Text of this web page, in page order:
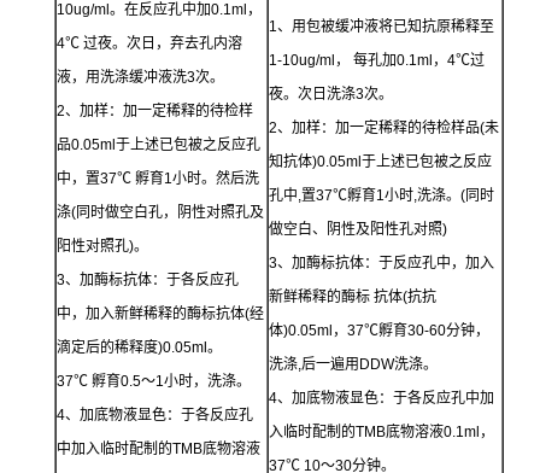
10ug/ml。在反应孔中加0.1ml，
4℃ 过夜。次日，弃去孔内溶
液，用洗涤缓冲液洗3次。
2、加样：加一定稀释的待检样
品0.05ml于上述已包被之反应孔
中，置37℃ 孵育1小时。然后洗
涤(同时做空白孔，阴性对照孔及
阳性对照孔)。
3、加酶标抗体：于各反应孔
中，加入新鲜稀释的酶标抗体(经
滴定后的稀释度)0.05ml。
37℃ 孵育0.5～1小时，洗涤。
4、加底物液显色：于各反应孔
中加入临时配制的TMB底物溶液
1、用包被缓冲液将已知抗原稀释至
1-10ug/ml， 每孔加0.1ml，4℃过
夜。次日洗涤3次。
2、加样：加一定稀释的待检样品(未
知抗体)0.05ml于上述已包被之反应
孔中,置37℃孵育1小时,洗涤。(同时
做空白、阴性及阳性孔对照)
3、加酶标抗体：于反应孔中，加入
新鲜稀释的酶标 抗体(抗抗
体)0.05ml，37℃孵育30-60分钟，
洗涤,后一遍用DDW洗涤。
4、加底物液显色：于各反应孔中加
入临时配制的TMB底物溶液0.1ml，
37℃ 10～30分钟。